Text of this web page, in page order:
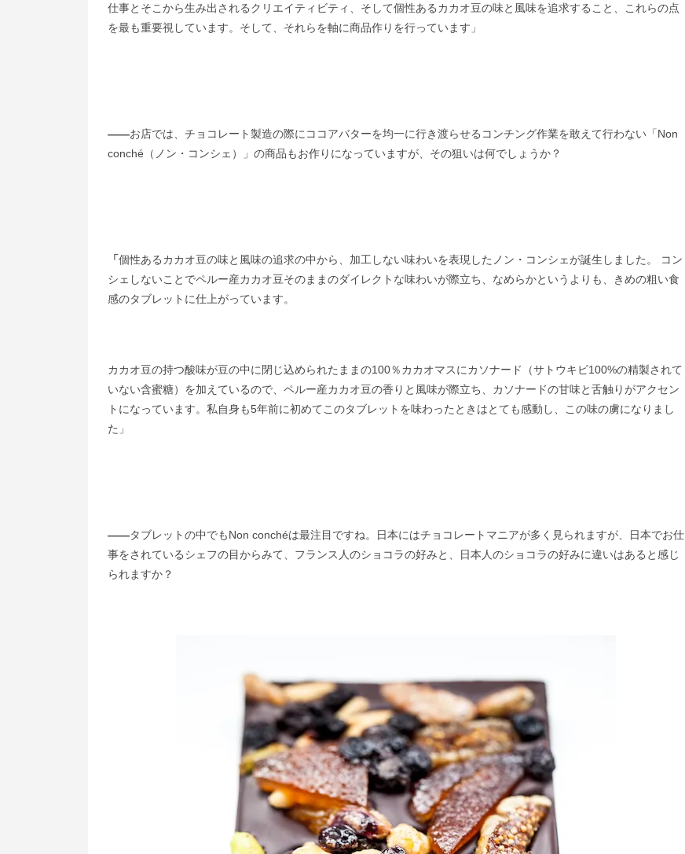
仕事とそこから生み出されるクリエイティビティ、そして個性あるカカオ豆の味と風味を追求すること、これらの点
を最も重要視しています。そして、それらを軸に商品作りを行っています」
――お店では、チョコレート製造の際にココアバターを均一に行き渡らせるコンチング作業を敢えて行わない「Non
conché（ノン・コンシェ）」の商品もお作りになっていますが、その狙いは何でしょうか？
「個性あるカカオ豆の味と風味の追求の中から、加工しない味わいを表現したノン・コンシェが誕生しました。 コン
シェしないことでペルー産カカオ豆そのままのダイレクトな味わいが際立ち、なめらかというよりも、きめの粗い食
感のタブレットに仕上がっています。
カカオ豆の持つ酸味が豆の中に閉じ込められたままの100％カカオマスにカソナード（サトウキビ100%の精製されて
いない含蜜糖）を加えているので、ペルー産カカオ豆の香りと風味が際立ち、カソナードの甘味と舌触りがアクセン
トになっています。私自身も5年前に初めてこのタブレットを味わったときはとても感動し、この味の虜になりまし
た」
――タブレットの中でもNon conchéは最注目ですね。日本にはチョコレートマニアが多く見られますが、日本でお仕
事をされているシェフの目からみて、フランス人のショコラの好みと、日本人のショコラの好みに違いはあると感じ
られますか？